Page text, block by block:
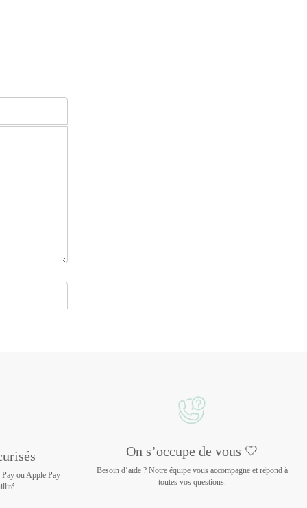
ou Apple Pay
On s’occupe de vous 🤍
Besoin d’aide ? Notre équipe vous accompagne et répond à
toutes vos questions.